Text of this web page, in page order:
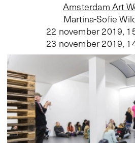
Amsterdam Art
Martina-Sofie
22 november 2019,
23 november 2019,